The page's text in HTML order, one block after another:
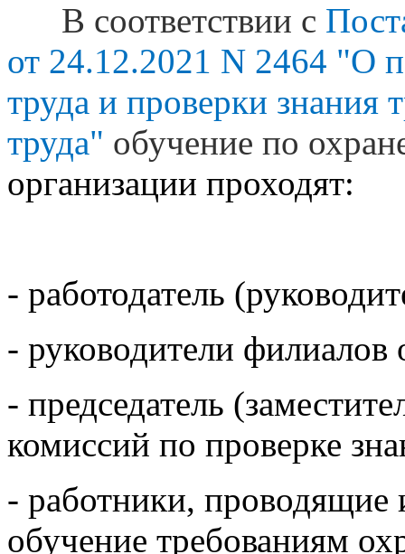
В соответствии с
от 24.12.2021 N 2464 "О
труда и проверки знания
труда" обучение по
организации проходят:
- работодатель
- руководители филиалов
- председатель
комиссий по проверке
- работники, проводящие
обучение требованиям